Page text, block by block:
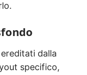
dalla
specifico,